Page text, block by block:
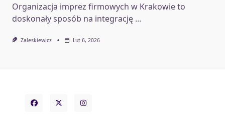
Organizacja imprez firmowych w Krakowie to
doskonały sposób na integrację ...
Zaleskiewicz Lut 6, 2026